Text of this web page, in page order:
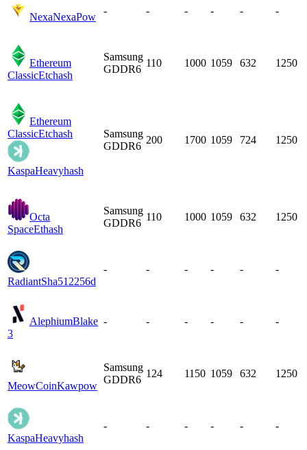
NexaNexaPow
- - - - - -
Ethereum
ClassicEtchash
Samsung
GDDR6
110 1000 1059 632 1250
Ethereum
ClassicEtchash
KaspaHeavyhash
Samsung
GDDR6
200 1700 1059 724 1250
Octa
SpaceEthash
Samsung
GDDR6
110 1000 1059 632 1250
RadiantSha512256d
- - - - - -
AlephiumBlake
3
- - - - - -
MeowCoinKawpow
Samsung
GDDR6
124 1150 1059 632 1250
KaspaHeavyhash
- - - - - -